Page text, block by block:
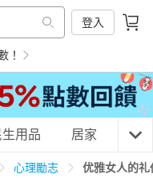
登入
！
生用品 居家 3C
心理勵志 优雅女人的